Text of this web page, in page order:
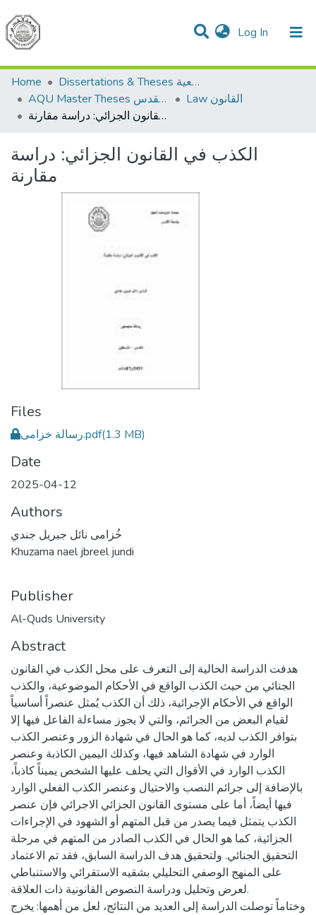
Log In (current)
Communities & Collections
All of DSpace
Home
Dissertations & Theses الرسائل الجامعية
AQU Master Theses الرسائل الجامعية الخاصة بجامعة القدس
Law القانون
الكذب في القانون الجزائي: دراسة مقارنة
الكذب في القانون الجزائي: دراسة
مقارنة
Files
رسالة خزامى.pdf(1.3 MB)
Date
2025-04-12
Authors
خُزامى نائل جبريل جندي
Khuzama nael jbreel jundi
Publisher
Al-Quds University
Abstract
هدفت الدراسة الحالية إلى التعرف على محل الكذب في القانون
الجنائي من حيث الكذب الواقع في الأحكام الموضوعية، والكذب
الواقع في الأحكام الإجرائية، ذلك أن الكذب يُمثل عنصراً أساسياً
لقيام البعض من الجرائم، والتي لا يجوز مساءلة الفاعل فيها إلا
بتوافر الكذب لديه، كما هو الحال في شهادة الزور وعنصر الكذب
الوارد في شهادة الشاهد فيها، وكذلك اليمين الكاذبة وعنصر
الكذب الوارد في الأقوال التي يحلف عليها الشخص يميناً كاذباً،
بالإضافة إلى جرائم النصب والاحتيال وعنصر الكذب الفعلي الوارد
فيها أيضاً، أما على مستوى القانون الجزائي الاجرائي فإن عنصر
الكذب يتمثل فيما يصدر من قبل المتهم أو الشهود في الإجراءات
الجزائية، كما هو الحال في الكذب الصادر من المتهم في مرحلة
التحقيق الجنائي. ولتحقيق هدف الدراسة السابق، فقد تم الاعتماد
على المنهج الوصفي التحليلي بشقيه الاستقرائي والاستنباطي
لعرض وتحليل ودراسة النصوص القانونية ذات العلاقة.
وختاماً توصلت الدراسة إلى العديد من النتائج، لعل من أهمها: يخرج